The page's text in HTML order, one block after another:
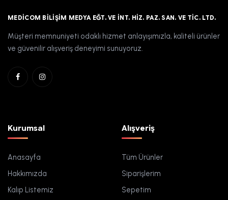
MEDICOM BILIŞIM MEDYA EĞT. VE İNT. HIZ. PAZ. SAN. VE TIC. LTD.
Müşteri memnuniyeti odaklı hizmet anlayışımızla, kaliteli ürünler
ve güvenilir alışveriş deneyimi sunuyoruz.
Kurumsal
Anasayfa
Hakkımızda
Kalıp Listemiz
Alışveriş
Tüm Ürünler
Siparişlerim
Sepetim